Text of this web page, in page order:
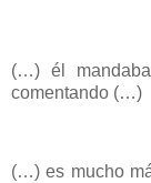
(…) él
comentando (…)
(…) es mucho